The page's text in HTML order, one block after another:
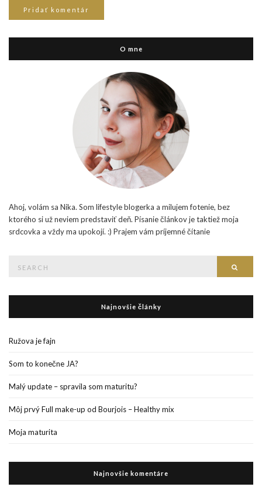
O mne
Ahoj, volám sa Nika. Som lifestyle blogerka a milujem fotenie, bez
ktorého si už neviem predstaviť deň. Písanie článkov je taktiež moja
srdcovka a vždy ma upokojí. :) Prajem vám príjemné čítanie
Najnovšie články
Ružova je fajn
Som to konečne JA?
Malý update – spravila som maturitu?
Môj prvý Full make-up od Bourjois – Healthy mix
Moja maturita
Najnovšie komentáre